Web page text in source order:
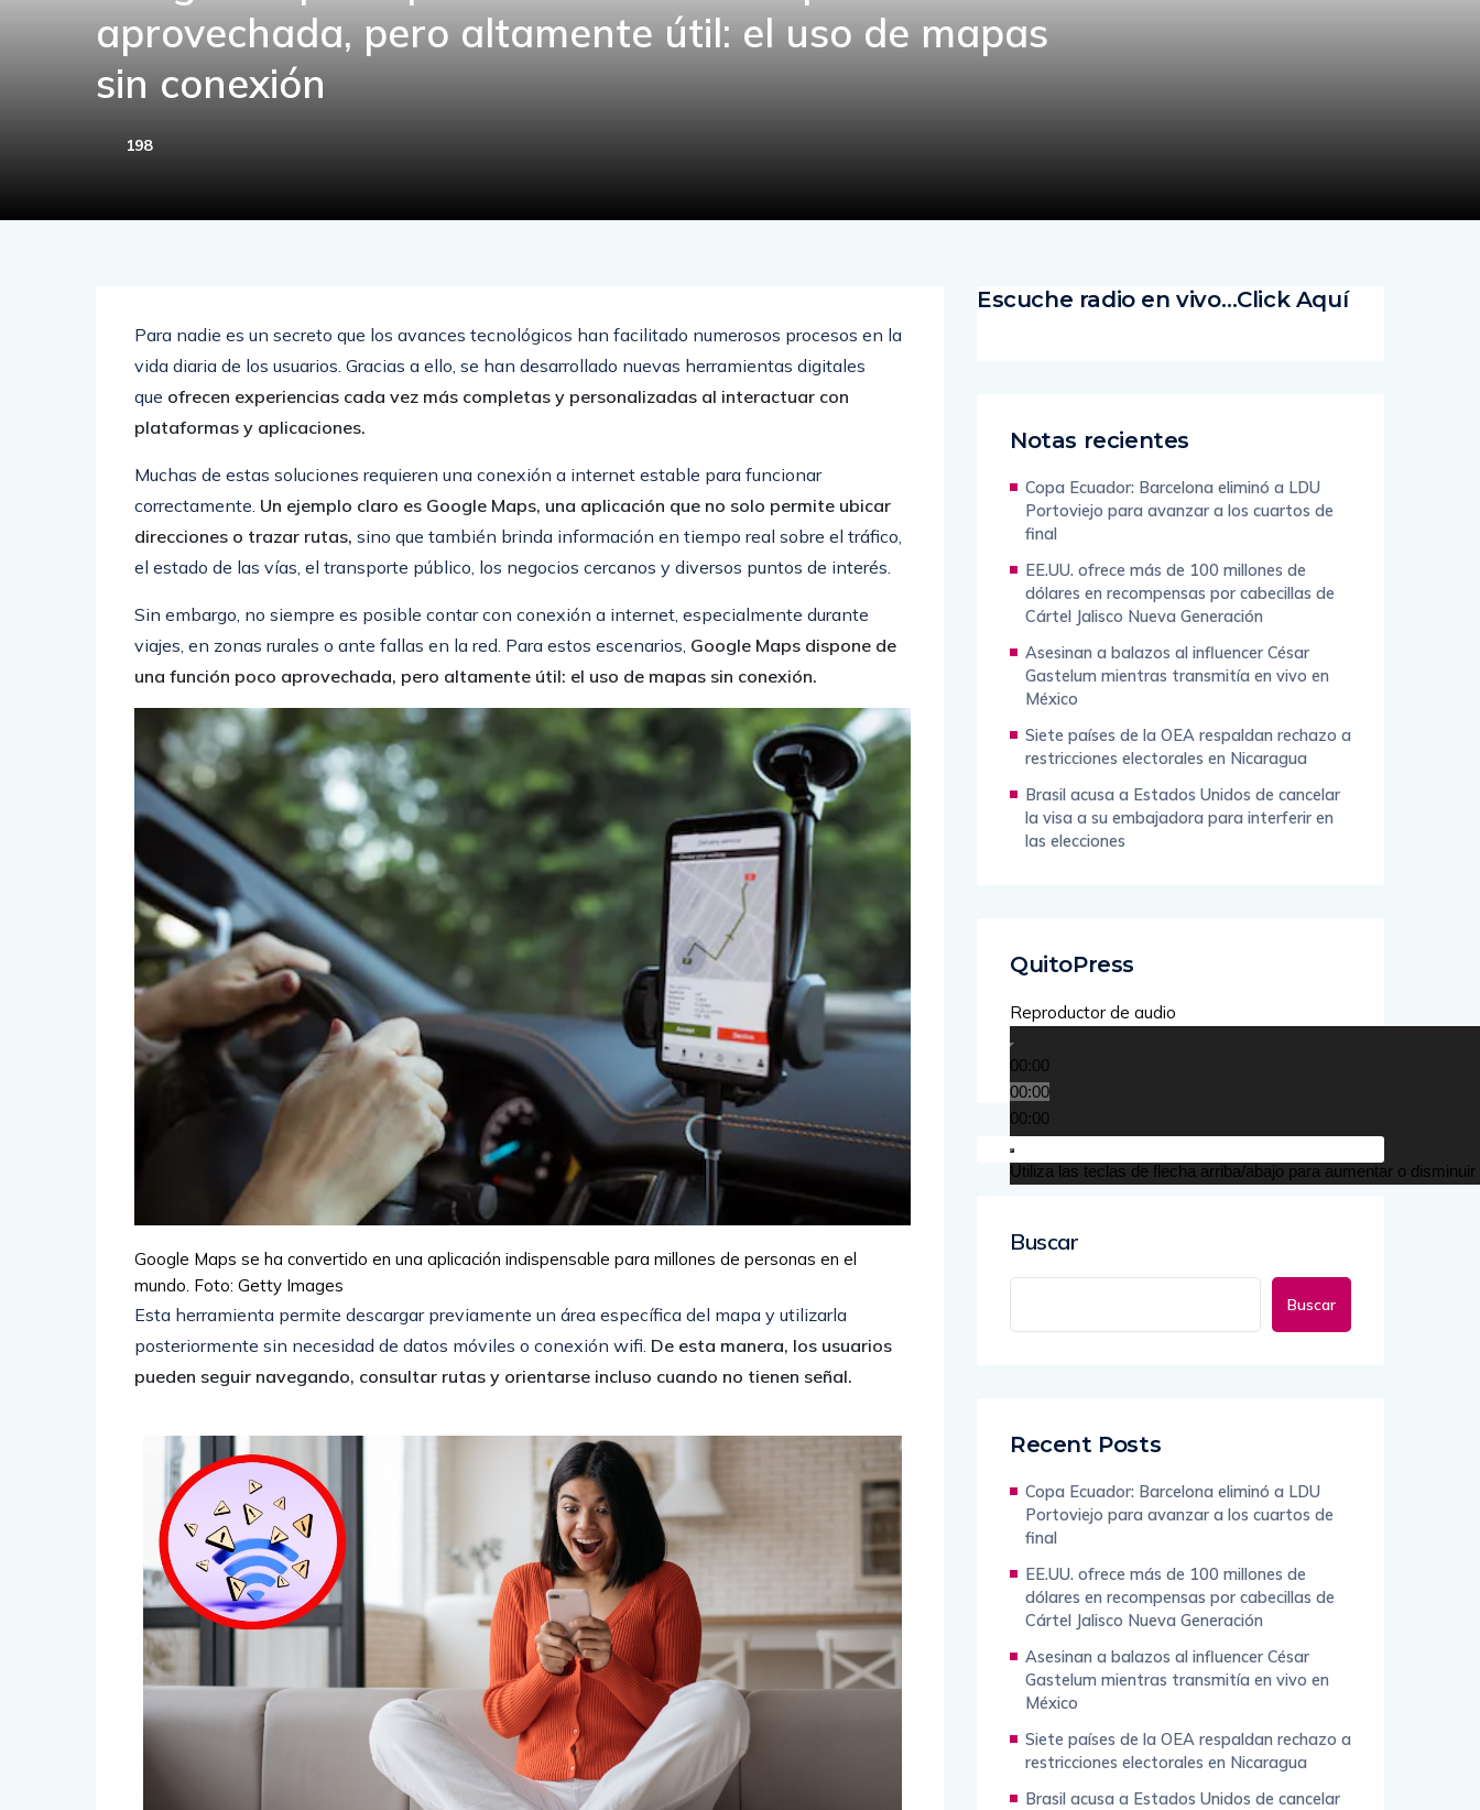
aprovechada, pero altamente útil: el uso de mapas
sin conexión
198
Para nadie es un secreto que los avances tecnológicos han facilitado numerosos procesos en la
vida diaria de los usuarios. Gracias a ello, se han desarrollado nuevas herramientas digitales
que ofrecen experiencias cada vez más completas y personalizadas al interactuar con
plataformas y aplicaciones.
Muchas de estas soluciones requieren una conexión a internet estable para funcionar
correctamente. Un ejemplo claro es Google Maps, una aplicación que no solo permite ubicar
direcciones o trazar rutas, sino que también brinda información en tiempo real sobre el tráfico,
el estado de las vías, el transporte público, los negocios cercanos y diversos puntos de interés.
Sin embargo, no siempre es posible contar con conexión a internet, especialmente durante
viajes, en zonas rurales o ante fallas en la red. Para estos escenarios, Google Maps dispone de
una función poco aprovechada, pero altamente útil: el uso de mapas sin conexión.
Google Maps se ha convertido en una aplicación indispensable para millones de personas en el
mundo. Foto: Getty Images
Esta herramienta permite descargar previamente un área específica del mapa y utilizarla
posteriormente sin necesidad de datos móviles o conexión wifi. De esta manera, los usuarios
pueden seguir navegando, consultar rutas y orientarse incluso cuando no tienen señal.
Escuche radio en vivo…Click Aquí
Notas recientes
Copa Ecuador: Barcelona eliminó a LDU
Portoviejo para avanzar a los cuartos de
final
EE.UU. ofrece más de 100 millones de
dólares en recompensas por cabecillas de
Cártel Jalisco Nueva Generación
Asesinan a balazos al influencer César
Gastelum mientras transmitía en vivo en
México
Siete países de la OEA respaldan rechazo a
restricciones electorales en Nicaragua
Brasil acusa a Estados Unidos de cancelar
la visa a su embajadora para interferir en
las elecciones
QuitoPress
Reproductor de audio
00:00
00:00
00:00
Utiliza las teclas de flecha arriba/abajo para aumentar o
Buscar
Buscar
Recent Posts
Copa Ecuador: Barcelona eliminó a LDU
Portoviejo para avanzar a los cuartos de
final
EE.UU. ofrece más de 100 millones de
dólares en recompensas por cabecillas de
Cártel Jalisco Nueva Generación
Asesinan a balazos al influencer César
Gastelum mientras transmitía en vivo en
México
Siete países de la OEA respaldan rechazo a
restricciones electorales en Nicaragua
Brasil acusa a Estados Unidos de cancelar